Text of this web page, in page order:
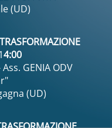
(UD)
4:00
GENIA ODV
(UD)